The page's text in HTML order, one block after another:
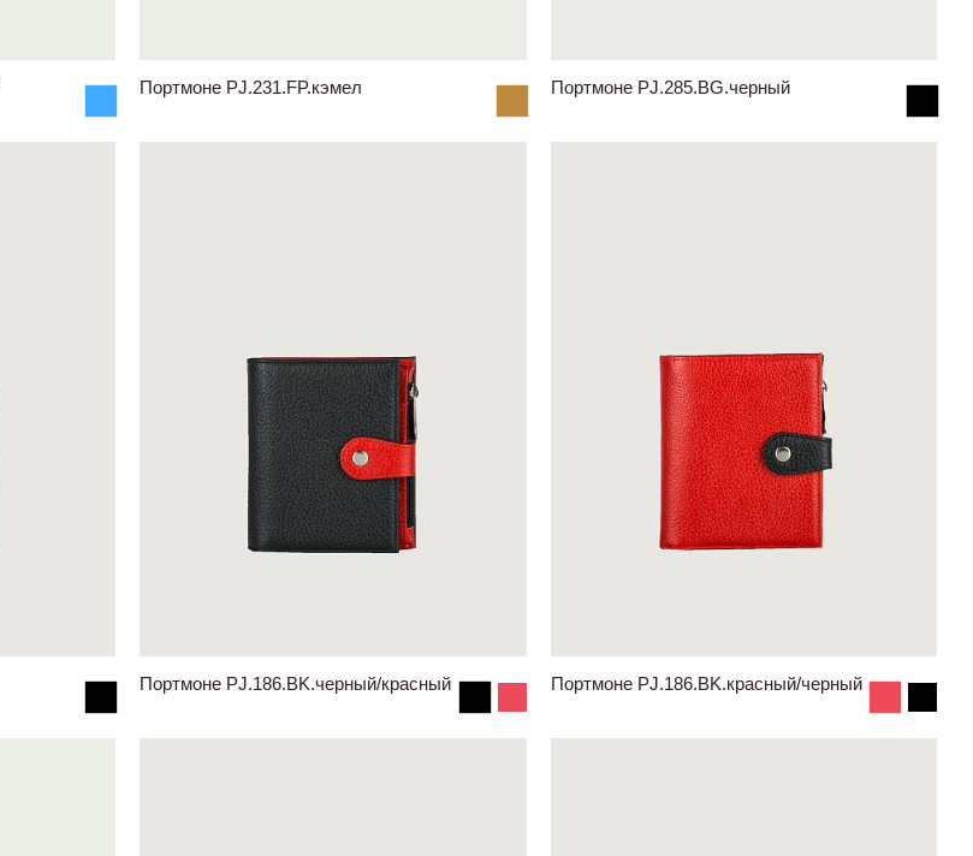
Портмоне PJ.231.FP.кэмел Портмоне PJ.285.BG.черный
Портмоне PJ.186.BK.черный/красный Портмоне PJ.186.BK.красный/черный